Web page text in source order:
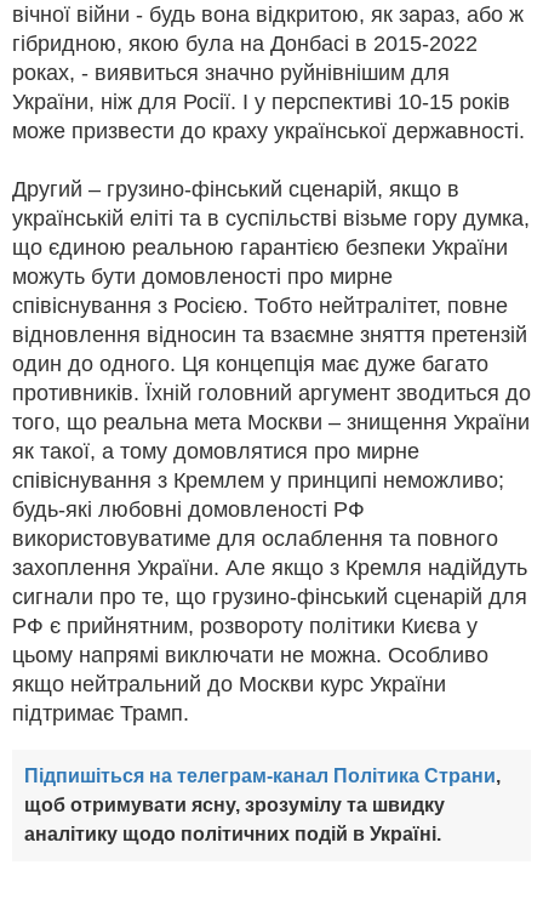
вічної війни - будь вона відкритою, як зараз, або ж
гібридною, якою була на Донбасі в 2015-2022
роках, - виявиться значно руйнівнішим для
України, ніж для Росії. І у перспективі 10-15 років
може призвести до краху української державності.
Другий – грузино-фінський сценарій, якщо в
українській еліті та в суспільстві візьме гору думка,
що єдиною реальною гарантією безпеки України
можуть бути домовленості про мирне
співіснування з Росією. Тобто нейтралітет, повне
відновлення відносин та взаємне зняття претензій
один до одного. Ця концепція має дуже багато
противників. Їхній головний аргумент зводиться до
того, що реальна мета Москви – знищення України
як такої, а тому домовлятися про мирне
співіснування з Кремлем у принципі неможливо;
будь-які любовні домовленості РФ
використовуватиме для ослаблення та повного
захоплення України. Але якщо з Кремля надійдуть
сигнали про те, що грузино-фінський сценарій для
РФ є прийнятним, розвороту політики Києва у
цьому напрямі виключати не можна. Особливо
якщо нейтральний до Москви курс України
підтримає Трамп.
Підпишіться на телеграм-канал Політика Страни,
щоб отримувати ясну, зрозумілу та швидку
аналітику щодо політичних подій в Україні.